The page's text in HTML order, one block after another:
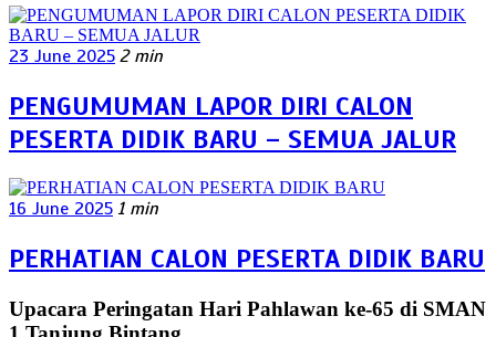
23 June 2025 2 min
PENGUMUMAN LAPOR DIRI CALON
PESERTA DIDIK BARU – SEMUA JALUR
16 June 2025 1 min
PERHATIAN CALON PESERTA DIDIK BARU
Upacara Peringatan Hari Pahlawan ke-65 di SMAN